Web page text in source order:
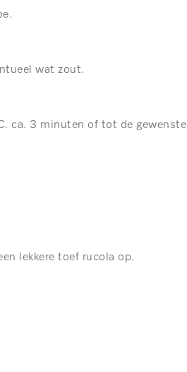
wat zout.
ca. 3 minuten of tot de gewenste
lekkere toef rucola op.